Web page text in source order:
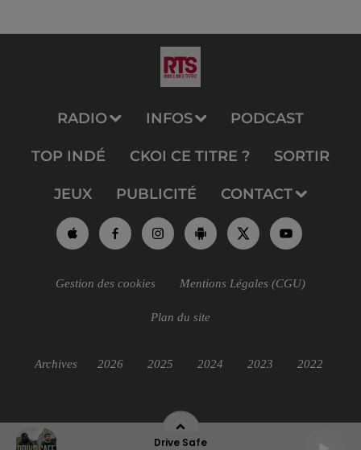
Drive Safe
RADIO INFOS PODCAST
TOP INDÉ CKOI CE TITRE ? SORTIR
JEUX PUBLICITÉ CONTACT
Gestion des cookies Mentions Légales (CGU)
Plan du site
Archives 2026 2025 2024 2023 2022